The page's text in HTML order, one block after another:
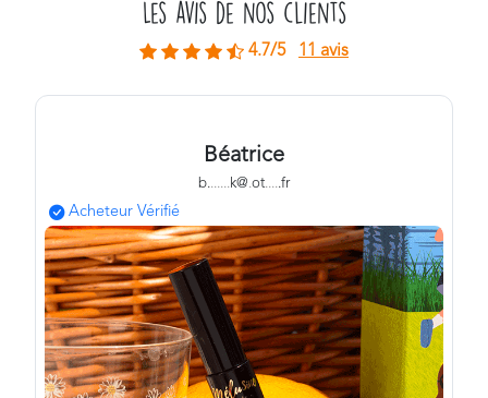
Les avis de nos clients
4.7/5 11 avis
Béatrice
b.......k@.ot.....fr
Acheteur Vérifié